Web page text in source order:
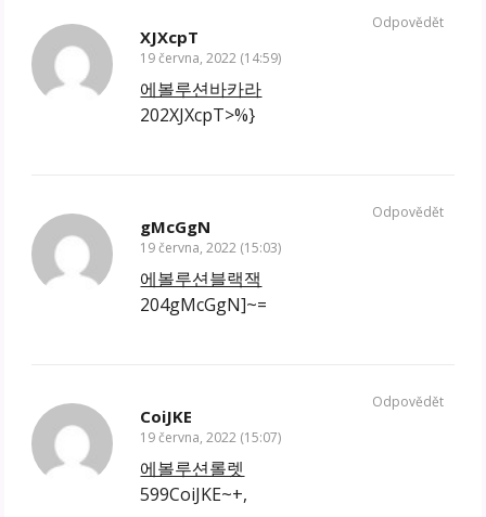
XJXcpT
19 června, 2022 (14:59)
에볼루션바카라
202XJXcpT>%}
Odpovědět
gMcGgN
19 června, 2022 (15:03)
에볼루션블랙잭
204gMcGgN]~=
Odpovědět
CoiJKE
19 června, 2022 (15:07)
에볼루션롤렛
599CoiJKE~+,
Odpovědět